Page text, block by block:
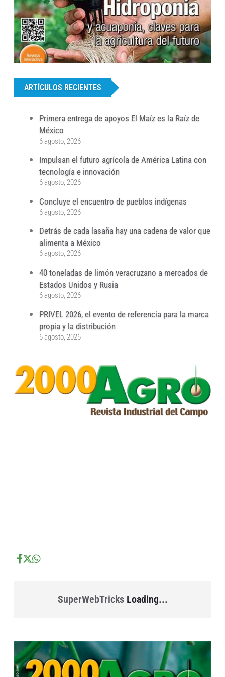
ARTÍCULOS RECIENTES
Primera entrega de apoyos El Maíz es la Raíz de
México
6 agosto, 2026
Impulsan el futuro agrícola de América Latina con
tecnología e innovación
6 agosto, 2026
Concluye el encuentro de pueblos indígenas
6 agosto, 2026
Detrás de cada lasaña hay una cadena de valor que
alimenta a México
6 agosto, 2026
40 toneladas de limón veracruzano a mercados de
Estados Unidos y Rusia
6 agosto, 2026
PRIVEL 2026, el evento de referencia para la marca
propia y la distribución
6 agosto, 2026
SuperWebTricksLoading...